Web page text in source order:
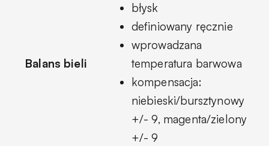
Balans bieli
błysk
definiowany ręcznie
wprowadzana
temperatura barwowa
kompensacja:
niebieski/bursztynowy
+/- 9, magenta/zielony
+/- 9